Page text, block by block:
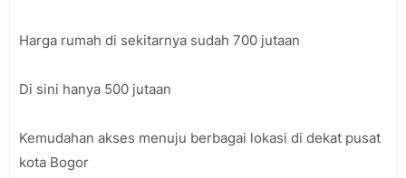
Harga rumah di sekitarnya sudah 700 jutaan
Di sini hanya 500 jutaan
Kemudahan akses menuju berbagai lokasi di dekat pusat
kota Bogor